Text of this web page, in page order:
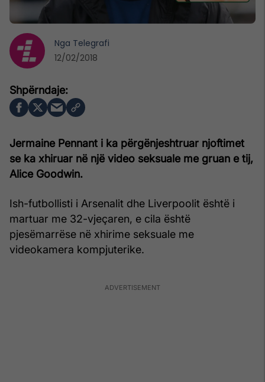
Jermaine Pennant i ka përgënjeshtruar njoftimet
se ka xhiruar në një video seksuale me gruan e tij,
Alice Goodwin.
Ish-futbollisti i Arsenalit dhe Liverpoolit është i
martuar me 32-vjeçaren, e cila është
pjesëmarrëse në xhirime seksuale me
videokamera kompjuterike.
Nga Telegrafi
12/02/2018